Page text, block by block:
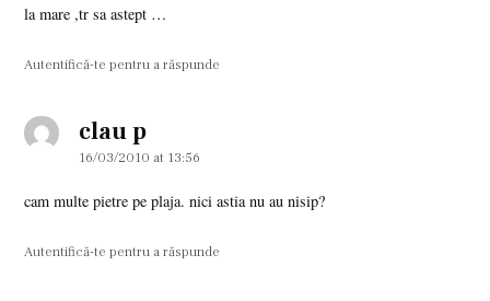
la mare ,tr sa astept …
Autentifică-te pentru a răspunde
clau psays:
16/03/2010 at 13:56
cam multe pietre pe plaja. nici astia nu au nisip?
Autentifică-te pentru a răspunde